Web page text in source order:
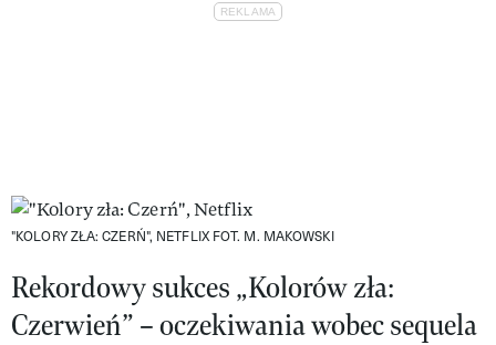
"KOLORY ZŁA: CZERŃ", NETFLIX FOT. M. MAKOWSKI
Rekordowy sukces „Kolorów zła:
Czerwień” – oczekiwania wobec sequela